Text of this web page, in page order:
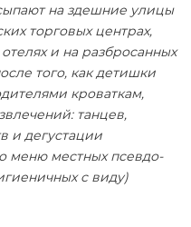
на здешние улицы
торговых центрах,
и на разбросанных
того, как детишки
кроваткам,
танцев,
и дегустации
меню местных псевдо-
с виду)